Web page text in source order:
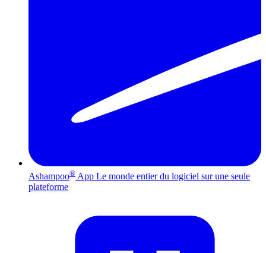
Ashampoo® App Le monde entier du logiciel sur une seule
plateforme